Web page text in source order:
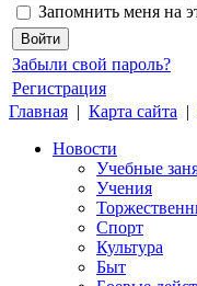
Запомнить меня на
Забыли свой пароль?
Регистрация
Главная | Карта сайта |
Новости
Учебные
Учения
Спорт
Культура
Быт